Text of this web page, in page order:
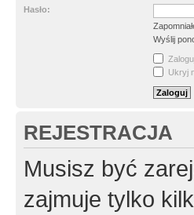
Hasło:
Wyślij
Ukryj
REJESTRACJA
Musisz być
zajmuje tylko